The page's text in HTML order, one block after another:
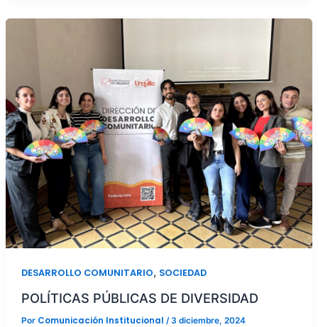
DESARROLLO COMUNITARIO, SOCIEDAD
POLÍTICAS PÚBLICAS DE DIVERSIDAD
Por Comunicación Institucional /3 diciembre, 2024